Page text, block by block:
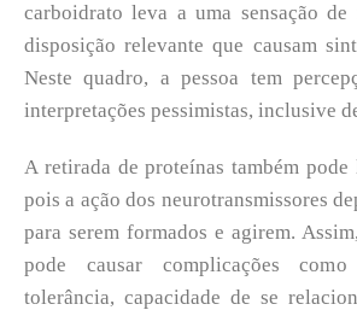
carboidrato leva a uma sensação
disposição relevante que causam
Neste quadro, a pessoa tem
interpretações pessimistas, inclusive
A retirada de proteínas também pode
pois a ação dos neurotransmissores
para serem formados e agirem.
pode causar complicações
tolerância, capacidade de se